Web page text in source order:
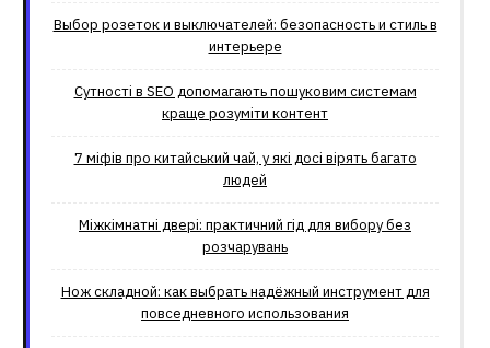
Выбор розеток и выключателей: безопасность и стиль в
интерьере
Сутності в SEO допомагають пошуковим системам
краще розуміти контент
7 міфів про китайський чай, у які досі вірять багато
людей
Міжкімнатні двері: практичний гід для вибору без
розчарувань
Нож складной: как выбрать надёжный инструмент для
повседневного использования